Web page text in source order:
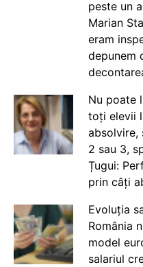
peste un
Marian
eram
depunem
Nu poate
toți elevii
absolvire,
2 sau 3,
Țugui:
prin câți
Evoluția
România
model
salariul